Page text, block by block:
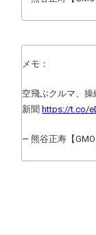
メモ：
空飛ぶクルマ、
新聞 https://t.co/
— 熊谷正寿【